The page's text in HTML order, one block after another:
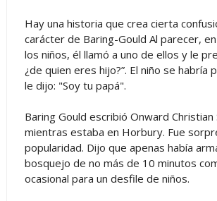
Hay una historia que crea cierta
carácter de Baring-Gould Al parecer,
los niños, él llamó a uno de ellos y le
¿de quien eres hijo?”. El niño se habría
le dijo: "Soy tu papá".
Baring Gould escribió Onward Christian
mientras estaba en Horbury. Fue
popularidad. Dijo que apenas había
bosquejo de no más de 10 minutos
ocasional para un desfile de niños.